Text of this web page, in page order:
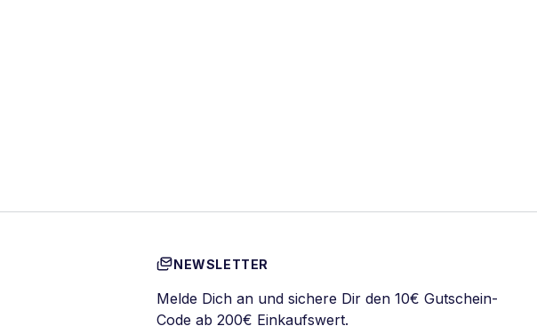
NEWSLETTER
Melde Dich an und sichere Dir den 10€ Gutschein-
Code ab 200€ Einkaufswert.